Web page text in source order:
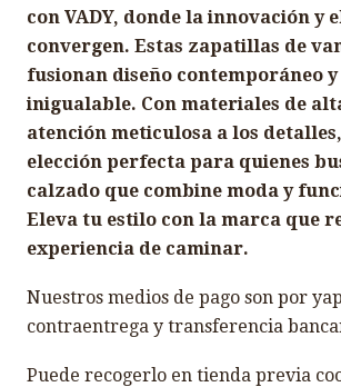
d
con VADY, donde la innovación y
convergen. Estas zapatillas de
fusionan diseño contemporáneo
inigualable. Con materiales de
atención meticulosa a los
elección perfecta para quienes
calzado que combine moda y
Eleva tu estilo con la marca que
experiencia de caminar.
Nuestros medios de pago son por
contraentrega y transferencia
Puede recogerlo en tienda previa